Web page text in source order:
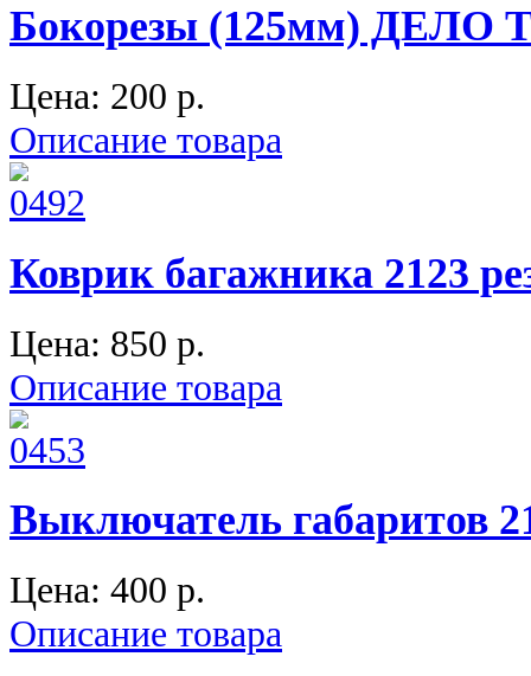
Бокорезы (125мм)
Цена: 200 p.
Описание товара
Коврик багажника 2123
Цена: 850 p.
Описание товара
Выключатель габаритов
Цена: 400 p.
Описание товара